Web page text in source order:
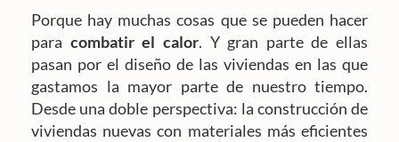
Porque hay muchas cosas que se pueden hacer
para combatir el calor. Y gran parte de ellas
pasan por el diseño de las viviendas en las que
gastamos la mayor parte de nuestro tiempo.
Desde una doble perspectiva: la construcción de
viviendas nuevas con materiales más eficientes